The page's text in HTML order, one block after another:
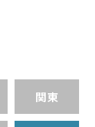
関東